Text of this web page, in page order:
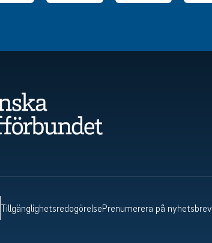
TillgänglighetsredogörelsePrenumerera på nyhetsbrev